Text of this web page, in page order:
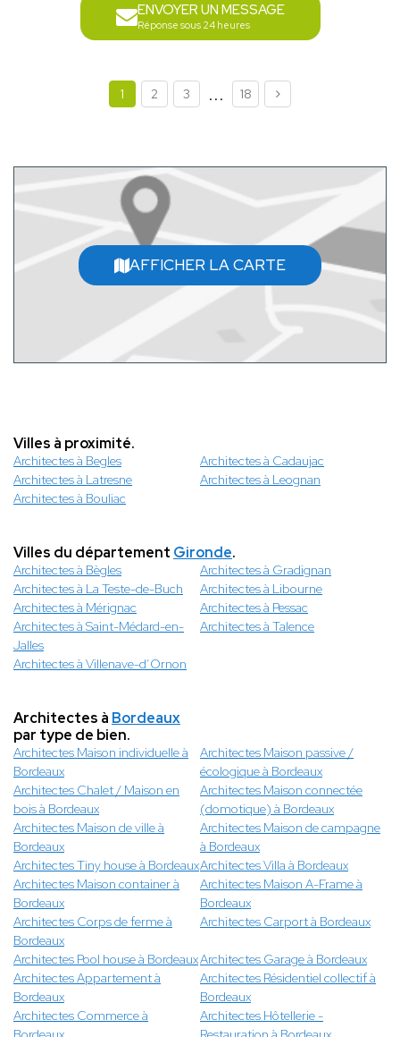
ENVOYER UN MESSAGE
Réponse sous 24 heures
1 2 3 ... 18
AFFICHER LA CARTE
Villes à proximité.
Architectes à Begles
Architectes à Cadaujac
Architectes à Latresne
Architectes à Leognan
Architectes à Bouliac
Villes du département Gironde.
Architectes à Bègles
Architectes à Gradignan
Architectes à La Teste-de-Buch
Architectes à Libourne
Architectes à Mérignac
Architectes à Pessac
Architectes à Saint-Médard-en-
Jalles
Architectes à Talence
Architectes à Villenave-d’Ornon
Architectes à Bordeaux
par type de bien.
Architectes Maison individuelle à
Bordeaux
Architectes Maison passive /
écologique à Bordeaux
Architectes Chalet / Maison en
bois à Bordeaux
Architectes Maison connectée
(domotique) à Bordeaux
Architectes Maison de ville à
Bordeaux
Architectes Maison de campagne
à Bordeaux
Architectes Tiny house à BordeauxArchitectes Villa à Bordeaux
Architectes Maison container à
Bordeaux
Architectes Maison A-Frame à
Bordeaux
Architectes Corps de ferme à
Bordeaux
Architectes Carport à Bordeaux
Architectes Pool house à BordeauxArchitectes Garage à Bordeaux
Architectes Appartement à
Bordeaux
Architectes Résidentiel collectif à
Bordeaux
Architectes Commerce à
Architectes Hôtellerie -